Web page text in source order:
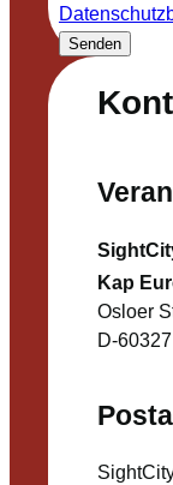
Kap
Osloer
D-
Senden